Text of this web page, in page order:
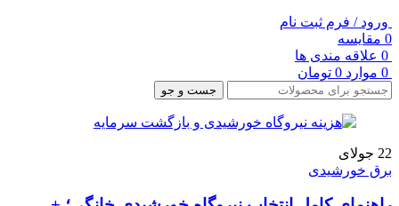
ورود / فرم ثبت نام
0 مقایسه
0 علاقه مندی ها
0 موارد 0 تومان
جست و جو
22 جولای
برق خورشیدی